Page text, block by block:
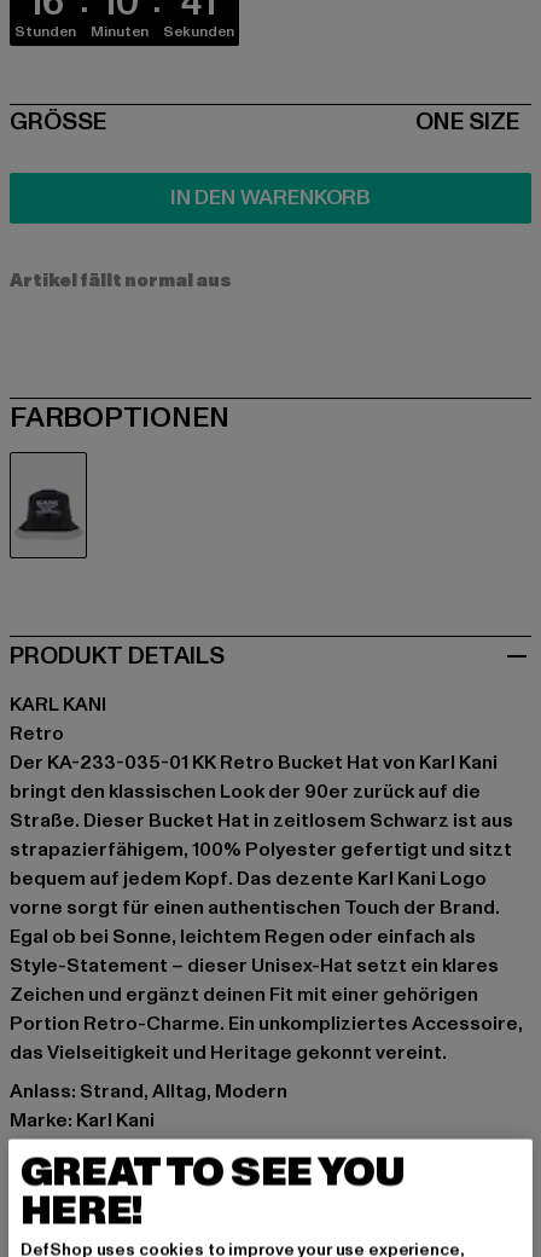
Stunden Minuten Sekunden
SIZE
GRÖSSE ONE SIZE
IN DEN WARENKORB
Artikel fällt normal aus
FARBOPTIONEN
PRODUKT DETAILS
KARL KANI
Retro
Der KA-233-035-01 KK Retro Bucket Hat von Karl Kani
bringt den klassischen Look der 90er zurück auf die
Straße. Dieser Bucket Hat in zeitlosem Schwarz ist aus
strapazierfähigem, 100% Polyester gefertigt und sitzt
bequem auf jedem Kopf. Das dezente Karl Kani Logo
vorne sorgt für einen authentischen Touch der Brand.
Egal ob bei Sonne, leichtem Regen oder einfach als
Style-Statement – dieser Unisex-Hat setzt ein klares
Zeichen und ergänzt deinen Fit mit einer gehörigen
Portion Retro-Charme. Ein unkompliziertes Accessoire,
das Vielseitigkeit und Heritage gekonnt vereint.
Anlass: Strand, Alltag, Modern
Marke: Karl Kani
Kat.: Bucket Hats
Farbe: schwarz
Hersteller Farbe: black
Materialzusammensetzung: 100% Polyester
GREAT TO SEE YOU
HERE!
DefShop uses cookies to improve your use experience,